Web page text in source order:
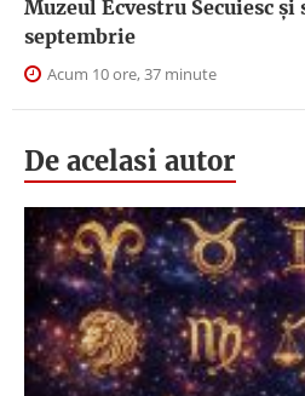
Muzeul Ecvestru Secuiesc și
septembrie
Acum 10 ore, 37 minute
De acelasi autor